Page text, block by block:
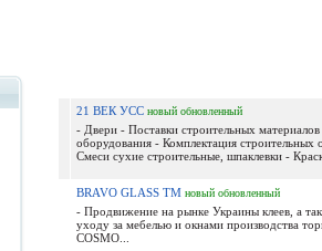
21 ВЕК УСС новый обновленный
- Двери - Поставки строительных материалов
оборудования - Комплектация строительных
Смеси сухие строительные, шпаклевки -
BRAVO GLASS TM новый обновленный
- Продвижение на рынке Украины клеев, а
уходу за мебелью и окнами производства
COSMO...